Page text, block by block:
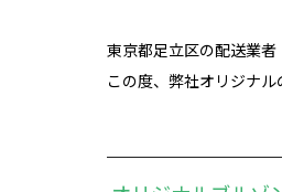
東京都足立区の配送業者
この度、弊社オリジナ